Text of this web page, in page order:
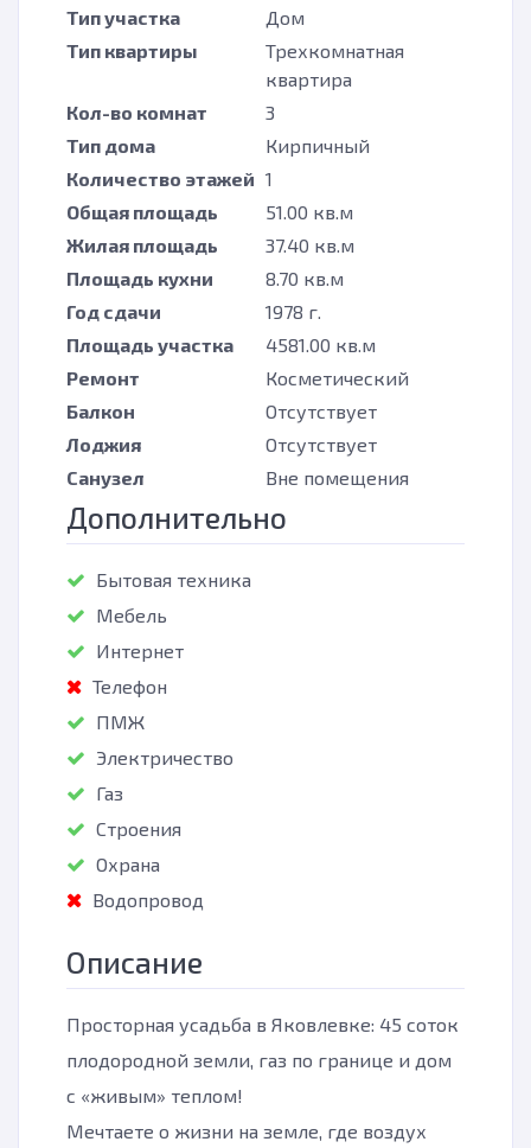
Тип участка
Дом
Тип квартиры
Трехкомнатная
квартира
Кол-во комнат
3
Тип дома
Кирпичный
Количество этажей 1
Общая площадь
51.00 кв.м
Жилая площадь
37.40 кв.м
Площадь кухни
8.70 кв.м
Год сдачи
1978 г.
Площадь участка
4581.00 кв.м
Ремонт
Косметический
Балкон
Отсутствует
Лоджия
Отсутствует
Санузел
Вне помещения
Дополнительно
Бытовая техника
Мебель
Интернет
Телефон
ПМЖ
Электричество
Газ
Строения
Охрана
Водопровод
Описание
Просторная усадьба в Яковлевке: 45 соток
плодородной земли, газ по границе и дом
с «живым» теплом!
Мечтаете о жизни на земле, где воздух